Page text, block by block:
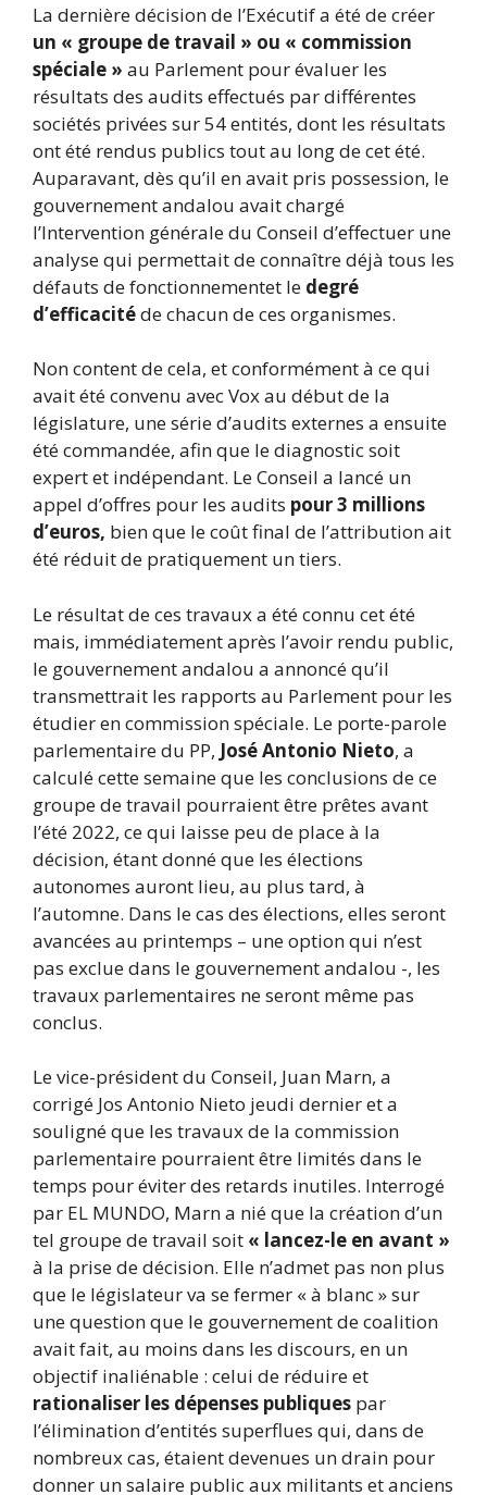
La dernière décision de l’Exécutif a été de créer
un « groupe de travail » ou « commission
spéciale » au Parlement pour évaluer les
résultats des audits effectués par différentes
sociétés privées sur 54 entités, dont les résultats
ont été rendus publics tout au long de cet été.
Auparavant, dès qu’il en avait pris possession, le
gouvernement andalou avait chargé
l’Intervention générale du Conseil d’effectuer une
analyse qui permettait de connaître déjà tous les
défauts de fonctionnementet le degré
d’efficacitéde chacun de ces organismes.
Non content de cela, et conformément à ce qui
avait été convenu avec Vox au début de la
législature, une série d’audits externes a ensuite
été commandée, afin que le diagnostic soit
expert et indépendant. Le Conseil a lancé un
appel d’offres pour les audits pour 3 millions
d’euros, bien que le coût final de l’attribution ait
été réduit de pratiquement un tiers.
Le résultat de ces travaux a été connu cet été
mais, immédiatement après l’avoir rendu public,
le gouvernement andalou a annoncé qu’il
transmettrait les rapports au Parlement pour les
étudier en commission spéciale. Le porte-parole
parlementaire du PP, José Antonio Nieto, a
calculé cette semaine que les conclusions de ce
groupe de travail pourraient être prêtes avant
l’été 2022, ce qui laisse peu de place à la
décision, étant donné que les élections
autonomes auront lieu, au plus tard, à
l’automne. Dans le cas des élections, elles seront
avancées au printemps – une option qui n’est
pas exclue dans le gouvernement andalou -, les
travaux parlementaires ne seront même pas
conclus.
Le vice-président du Conseil, Juan Marn, a
corrigé Jos Antonio Nieto jeudi dernier et a
souligné que les travaux de la commission
parlementaire pourraient être limités dans le
temps pour éviter des retards inutiles. Interrogé
par EL MUNDO, Marn a nié que la création d’un
tel groupe de travail soit « lancez-le en avant »
à la prise de décision. Elle n’admet pas non plus
que le législateur va se fermer « à blanc » sur
une question que le gouvernement de coalition
avait fait, au moins dans les discours, en un
objectif inaliénable : celui de réduire et
rationaliser les dépenses publiques par
l’élimination d’entités superflues qui, dans de
nombreux cas, étaient devenues un drain pour
donner un salaire public aux militants et anciens